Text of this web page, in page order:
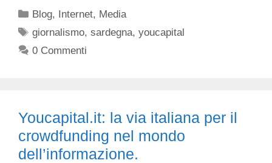
Categorie
Blog, Internet, Media
Tag
giornalismo,sardegna,youcapital
0 Commenti
Youcapital.it: la via italiana per il
crowdfunding nel mondo
dell’informazione.